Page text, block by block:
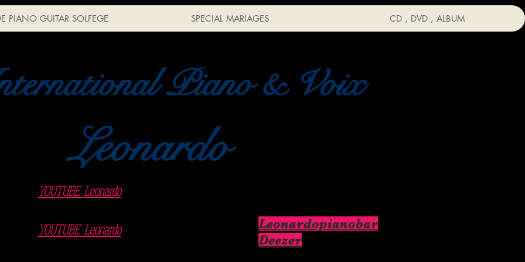
PIANO GUITAR SOLFEGE SPECIAL MARIAGES CD , DVD , ALBUM
Piano & Voix
Leonardo
YOUTUBE Leonardo
YOUTUBE Leonardo
Leonardopianobar
Deezer